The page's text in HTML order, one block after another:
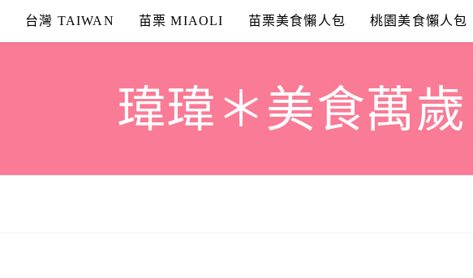
台灣 TAIWAN 苗栗 MIAOLI 苗栗美食懶人包 桃園美食懶人包
瑋瑋＊美食萬歲